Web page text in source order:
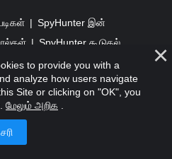
SpyHunter இன்
SpyHunter கூடுதல்
RegHunter கூடுதல்
தெரு, 3 வது மாடி, டப்ளின்
பிரைவேட் கம்பெனி லிமிடெட்,
to provide you with a
analyze how users navigate
Site or clicking on "OK", you
மேலும் அறிக